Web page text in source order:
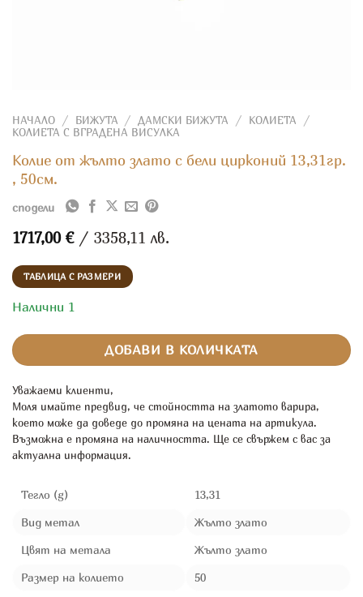
НАЧАЛО / БИЖУТА / ДАМСКИ БИЖУТА / КОЛИЕТА
/
КОЛИЕТА С ВГРАДЕНА ВИСУЛКА
Колие от жълто злато с бели цирконий 13,31гр.
, 50см.
сподели
1717,00 €/ 3358,11 лв.
ТАБЛИЦА С РАЗМЕРИ
Налични 1
ДОБАВИ В КОЛИЧКАТА
Уважаеми клиенти,
Моля имайте предвид, че стойността на златото варира,
което може да доведе до промяна на цената на артикула.
Възможна е промяна на наличността. Ще се свържем с вас за
актуална информация.
Тегло (g)
13,31
Вид метал
Жълто злато
Цвят на метала
Жълто злато
Размер на колието
50